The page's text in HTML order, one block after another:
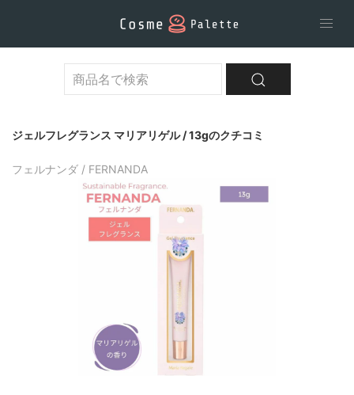
ジェルフレグランス マリアリゲル / 13gのクチコミ
フェルナンダ / FERNANDA